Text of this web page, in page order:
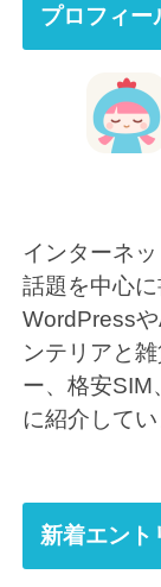
プロフィー
インターネ
話題を中心に
WordPress
ンテリアと
ー、格安SIM
に紹介してい
新着エント